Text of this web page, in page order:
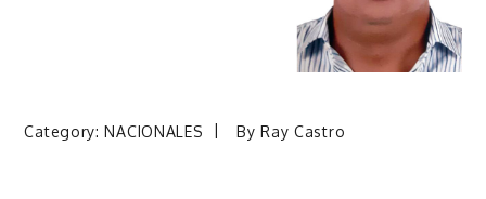
Category:NACIONALES ByRay Castro